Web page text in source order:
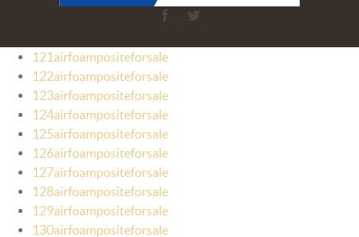
Facebook
121airfoampositeforsale
122airfoampositeforsale
123airfoampositeforsale
124airfoampositeforsale
125airfoampositeforsale
126airfoampositeforsale
127airfoampositeforsale
128airfoampositeforsale
129airfoampositeforsale
130airfoampositeforsale